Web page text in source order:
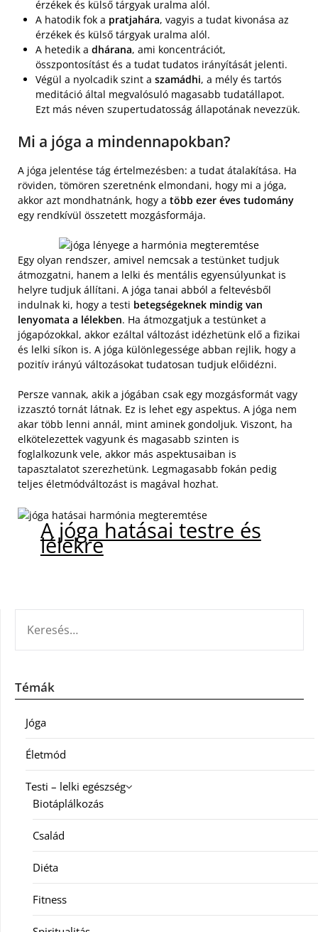
érzékek és külső tárgyak uralma alól.
A hatodik fok a pratjahára, vagyis a tudat kivonása az
érzékek és külső tárgyak uralma alól.
A hetedik a dhárana, ami koncentrációt,
összpontosítást és a tudat tudatos irányítását jelenti.
Végül a nyolcadik szint a szamádhi, a mély és tartós
meditáció által megvalósuló magasabb tudatállapot.
Ezt más néven szupertudatosság állapotának nevezzük.
Mi a jóga a mindennapokban?
A jóga jelentése tág értelmezésben: a tudat átalakítása. Ha
röviden, tömören szeretnénk elmondani, hogy mi a jóga,
akkor azt mondhatnánk, hogy a több ezer éves tudomány
egy rendkívül összetett mozgásformája.
Egy olyan rendszer, amivel nemcsak a testünket tudjuk
átmozgatni, hanem a lelki és mentális egyensúlyunkat is
helyre tudjuk állítani. A jóga tanai abból a feltevésből
indulnak ki, hogy a testi betegségeknek mindig van
lenyomata a lélekben. Ha átmozgatjuk a testünket a
jógapózokkal, akkor ezáltal változást idézhetünk elő a fizikai
és lelki síkon is. A jóga különlegessége abban rejlik, hogy a
pozitív irányú változásokat tudatosan tudjuk előidézni.
Persze vannak, akik a jógában csak egy mozgásformát vagy
izzasztó tornát látnak. Ez is lehet egy aspektus. A jóga nem
akar több lenni annál, mint aminek gondoljuk. Viszont, ha
elkötelezettek vagyunk és magasabb szinten is
foglalkozunk vele, akkor más aspektusaiban is
tapasztalatot szerezhetünk. Legmagasabb fokán pedig
teljes életmódváltozást is magával hozhat.
A jóga hatásai testre és
lélekre
Témák
Jóga
Életmód
Testi – lelki egészség
Biotáplálkozás
Család
Diéta
Fitness